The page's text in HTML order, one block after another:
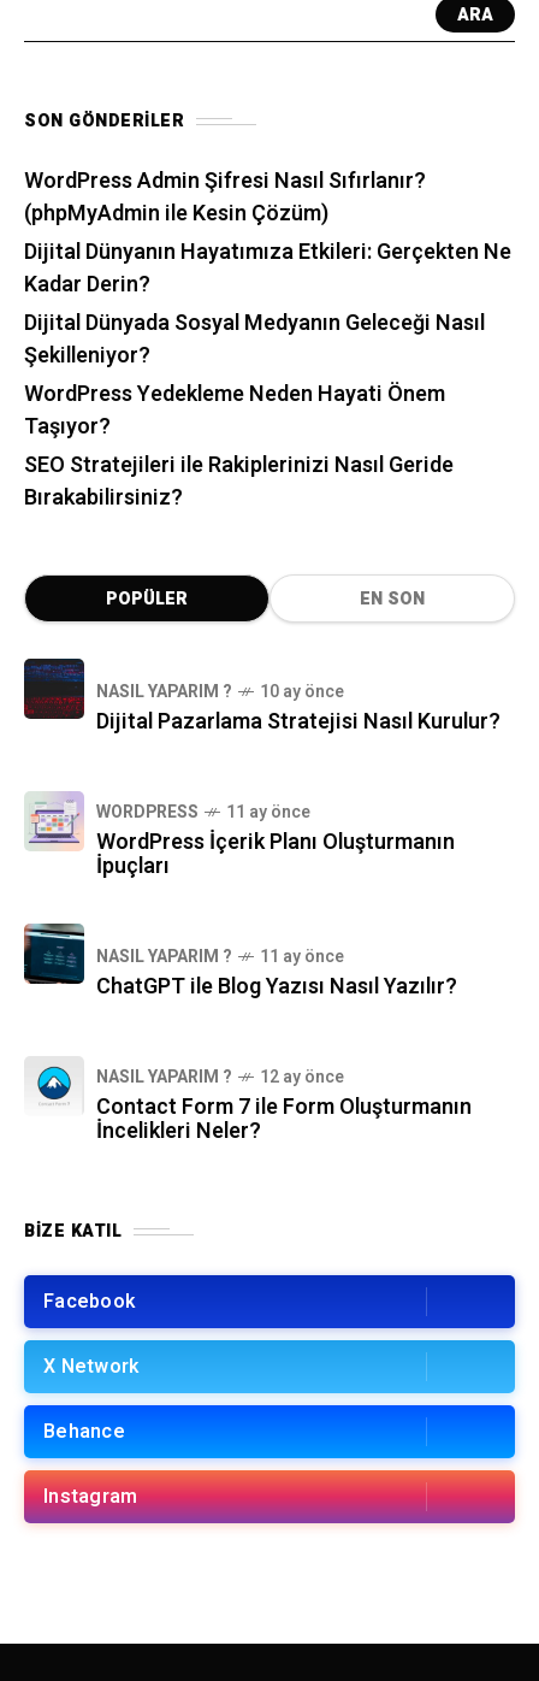
ARA
SON GÖNDERILER
WordPress Admin Şifresi Nasıl Sıfırlanır?
(phpMyAdmin ile Kesin Çözüm)
Dijital Dünyanın Hayatımıza Etkileri: Gerçekten Ne
Kadar Derin?
Dijital Dünyada Sosyal Medyanın Geleceği Nasıl
Şekilleniyor?
WordPress Yedekleme Neden Hayati Önem
Taşıyor?
SEO Stratejileri ile Rakiplerinizi Nasıl Geride
Bırakabilirsiniz?
POPÜLER EN SON
NASIL YAPARIM ? 10 ay önce
Dijital Pazarlama Stratejisi Nasıl Kurulur?
WORDPRESS 11 ay önce
WordPress İçerik Planı Oluşturmanın
İpuçları
NASIL YAPARIM ? 11 ay önce
ChatGPT ile Blog Yazısı Nasıl Yazılır?
NASIL YAPARIM ? 12 ay önce
Contact Form 7 ile Form Oluşturmanın
İncelikleri Neler?
BIZE KATIL
Facebook
X Network
Behance
Instagram